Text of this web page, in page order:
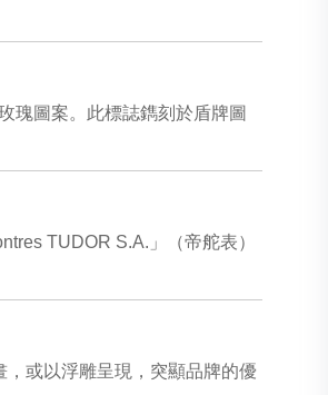
瑰圖案。此標誌鐫刻於盾牌圖
TUDOR S.A.」（帝舵表）
或以浮雕呈現，突顯品牌的優